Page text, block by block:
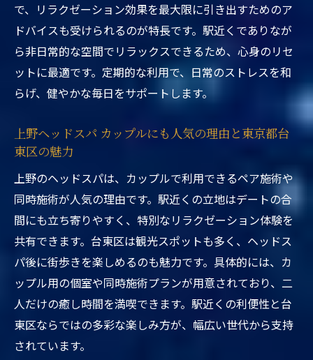
で、リラクゼーション効果を最大限に引き出すためのア
ドバイスも受けられるのが特長です。駅近くでありなが
ら非日常的な空間でリラックスできるため、心身のリセ
ットに最適です。定期的な利用で、日常のストレスを和
らげ、健やかな毎日をサポートします。
上野ヘッドスパ カップルにも人気の理由と東京都台
東区の魅力
上野のヘッドスパは、カップルで利用できるペア施術や
同時施術が人気の理由です。駅近くの立地はデートの合
間にも立ち寄りやすく、特別なリラクゼーション体験を
共有できます。台東区は観光スポットも多く、ヘッドス
パ後に街歩きを楽しめるのも魅力です。具体的には、カ
ップル用の個室や同時施術プランが用意されており、二
人だけの癒し時間を満喫できます。駅近くの利便性と台
東区ならではの多彩な楽しみ方が、幅広い世代から支持
されています。